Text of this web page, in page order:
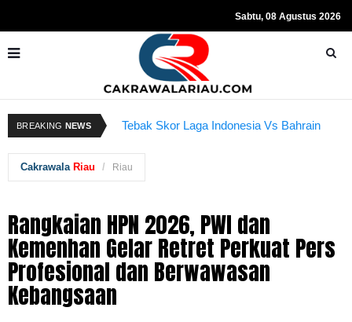
Sabtu, 08 Agustus 2026
BREAKING NEWS
Tebak Skor Laga Indonesia Vs Bahrain
Kapolda Riau dan Istri Bantu Ringankan
Cakrawala Riau Riau
Rangkaian HPN 2026, PWI dan
Kemenhan Gelar Retret Perkuat Pers
Profesional dan Berwawasan
Kebangsaan